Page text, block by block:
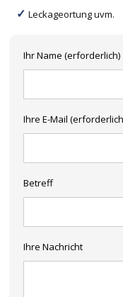
Leckageortung uvm.
Ihr Name (erforderlich)
Ihre E-Mail
Betreff
Ihre Nachricht